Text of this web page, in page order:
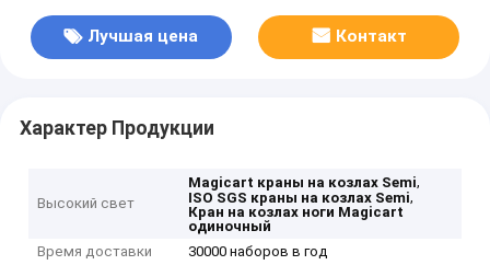
Лучшая цена Контакт
Характер Продукции
Высокий свет
Magicart краны на козлах Semi,
ISO SGS краны на козлах Semi,
Кран на козлах ноги Magicart
одиночный
Время доставки
30000 наборов в год